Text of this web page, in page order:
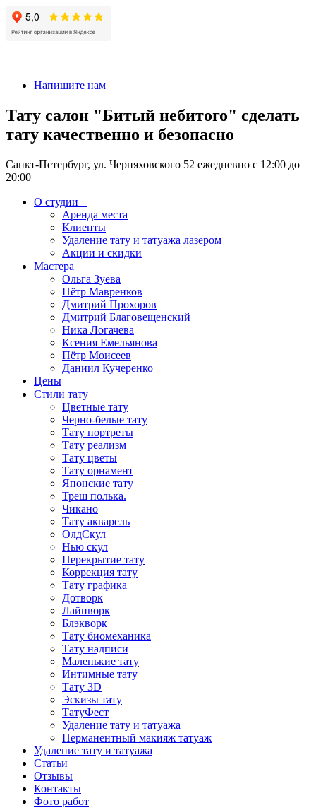
Напишите нам
Тату салон "Битый небитого" сделать
тату качественно и безопасно
Санкт-Петербург, ул. Черняховского 52 ежедневно с 12:00 до
20:00
О студии
Аренда места
Клиенты
Удаление тату и татуажа лазером
Акции и скидки
Мастера
Ольга Зуева
Пётр Мавренков
Дмитрий Прохоров
Дмитрий Благовещенский
Ника Логачева
Ксения Емельянова
Пётр Моисеев
Даниил Кучеренко
Цены
Стили тату
Цветные тату
Черно-белые тату
Тату портреты
Тату реализм
Тату цветы
Тату орнамент
Японские тату
Треш полька.
Чикано
Тату акварель
ОлдСкул
Нью скул
Перекрытие тату
Коррекция тату
Тату графика
Дотворк
Лайнворк
Блэкворк
Тату биомеханика
Тату надписи
Маленькие тату
Интимные тату
Тату 3D
Эскизы тату
ТатуФест
Удаление тату и татуажа
Перманентный макияж татуаж
Удаление тату и татуажа
Статьи
Отзывы
Контакты
Фото работ